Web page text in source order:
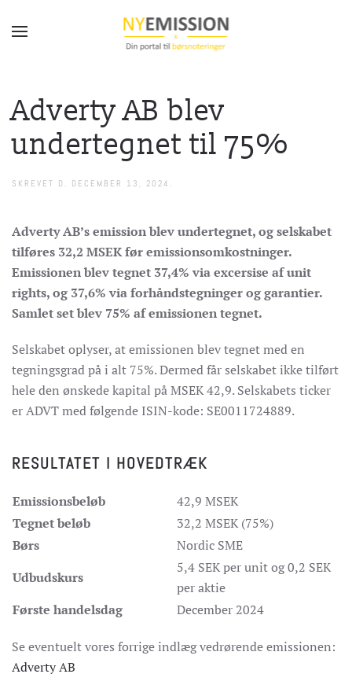
Gå til hovedindhold
Adverty AB blev
undertegnet til 75%
SKREVET D. DECEMBER 13, 2024 .
Adverty AB’s emission blev undertegnet, og selskabet
tilføres 32,2 MSEK før emissionsomkostninger.
Emissionen blev tegnet 37,4% via excersise af unit
rights, og 37,6% via forhåndstegninger og garantier.
Samlet set blev 75% af emissionen tegnet.
Selskabet oplyser, at emissionen blev tegnet med en
tegningsgrad på i alt 75%. Dermed får selskabet ikke tilført
hele den ønskede kapital på MSEK 42,9. Selskabets ticker
er ADVT med følgende ISIN-kode: SE0011724889.
RESULTATET I HOVEDTRÆK
Emissionsbeløb
42,9 MSEK
Tegnet beløb
32,2 MSEK (75%)
Børs
Nordic SME
Udbudskurs
5,4 SEK per unit og 0,2 SEK
per aktie
Første handelsdag
December 2024
Se eventuelt vores forrige indlæg vedrørende emissionen:
Adverty AB